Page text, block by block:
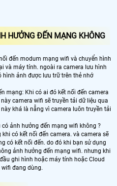
HƯỞNG ĐẾN MẠNG KHÔNG
đến modum mạng wifi và chuyển hình
và máy tính. ngoài ra camera lưu hình
hình ảnh được lưu trữ trên thẻ nhớ
mạng: Khi có ai đó kết nối đến camera
camera wifi sẽ truyền tải dữ liệu qua
khá là nẵng vì camera luôn truyền tải
ảnh hưởng đến mạng wifi không ?
có kết nối đến camera. và camera sẽ
có kết nối đến. do đó khi bạn sử dụng
ảnh hưởng đến mạng wifi. nhưng khi
ghi hình hoặc máy tính hoặc Cloud
đang dùng.